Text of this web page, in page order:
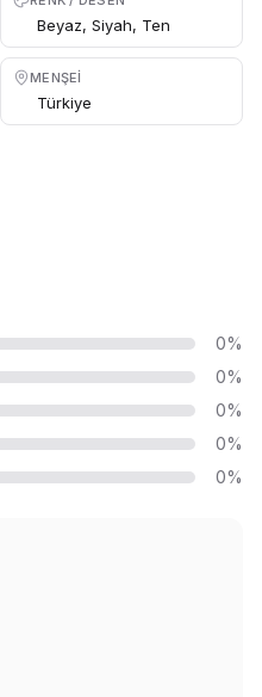
Beyaz, Siyah, Ten
MENŞEI
Türkiye
0%
0%
0%
0%
0%